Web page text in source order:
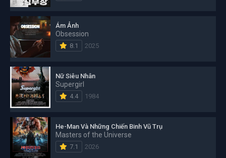
Ám Ảnh
Obsession
8.1 2025
Nữ Siêu Nhân
Supergirl
4.4 1984
He-Man Và Những Chiến Binh Vũ Trụ
Masters of the Universe
7.1 2026